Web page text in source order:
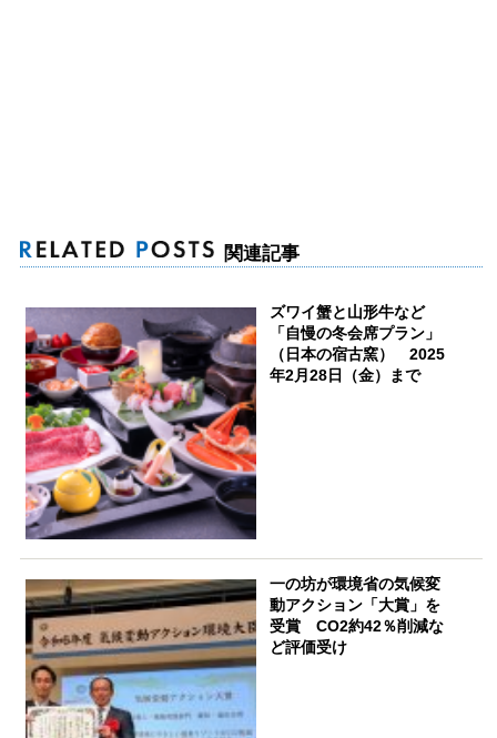
関連記事
ズワイ蟹と山形牛など
「自慢の冬会席プラン」
（日本の宿古窯） 2025
年2月28日（金）まで
一の坊が環境省の気候変
動アクション「大賞」を
受賞 CO2約42％削減な
ど評価受け